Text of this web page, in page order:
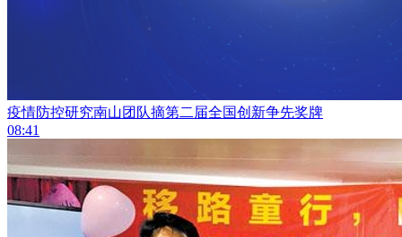
疫情防控研究南山团队摘第二届全国创新争先奖牌
08:41